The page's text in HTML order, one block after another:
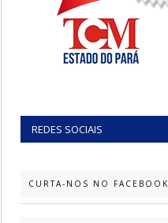
REDES SOCIAIS
CURTA-NOS NO FACEBOOK